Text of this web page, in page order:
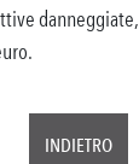
INDIETRO